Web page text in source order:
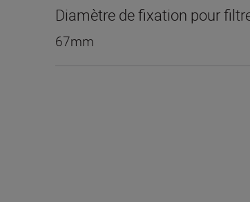
Diamètre de fixation pour
67mm